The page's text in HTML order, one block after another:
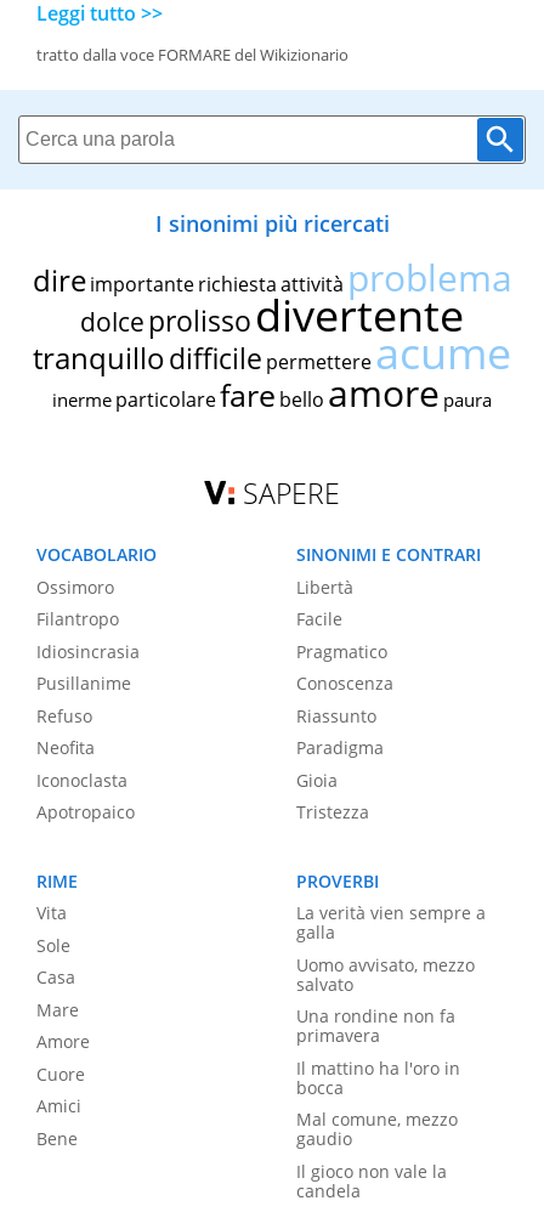
Leggi tutto >>
tratto dalla voce FORMARE del Wikizionario
I sinonimi più ricercati
dire importante richiestaattività problema
dolce prolissodivertente
tranquillodifficile permettereacume
inerme particolarefare bello amore paura
SAPERE
VOCABOLARIO
Ossimoro
Filantropo
Idiosincrasia
Pusillanime
Refuso
Neofita
Iconoclasta
Apotropaico
SINONIMI E CONTRARI
Libertà
Facile
Pragmatico
Conoscenza
Riassunto
Paradigma
Gioia
Tristezza
RIME
Vita
Sole
Casa
Mare
Amore
Cuore
Amici
Bene
PROVERBI
La verità vien sempre a
galla
Uomo avvisato, mezzo
salvato
Una rondine non fa
primavera
Il mattino ha l'oro in
bocca
Mal comune, mezzo
gaudio
Il gioco non vale la
candela